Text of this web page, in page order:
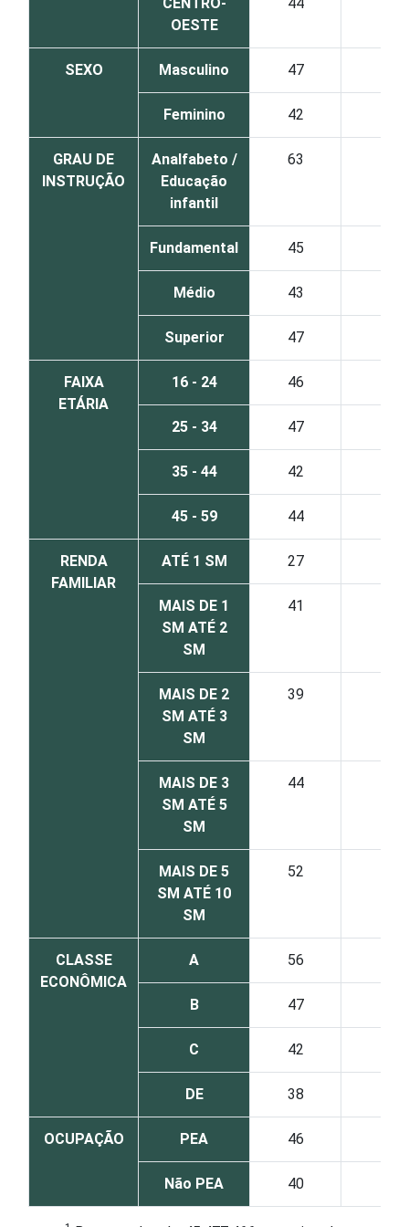
OESTE
SEXO Masculino 47
Feminino 42
GRAU DE
INSTRUÇÃO
Analfabeto /
Educação
infantil
63
Fundamental 45
Médio 43
Superior 47
FAIXA
ETÁRIA
16 - 24 46
25 - 34 47
35 - 44 42
45 - 59 44
RENDA
FAMILIAR
ATÉ 1 SM 27
MAIS DE 1
SM ATÉ 2
SM
41
MAIS DE 2
SM ATÉ 3
SM
39
MAIS DE 3
SM ATÉ 5
SM
44
MAIS DE 5
SM ATÉ 10
SM
52
CLASSE
ECONÔMICA
A 56
B 47
C 42
DE 38
OCUPAÇÃO PEA 46
Não PEA 40